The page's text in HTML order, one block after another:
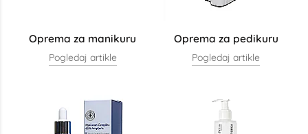
Oprema za manikuru
Pogledaj artikle
Oprema za pedikuru
Pogledaj artikle